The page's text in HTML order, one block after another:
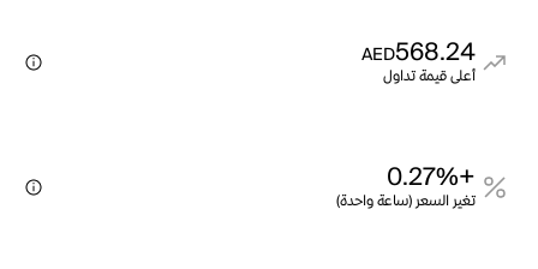
568.24
AED
أعلى قيمة تداول
+0.27%
تغير السعر (ساعة واحدة)